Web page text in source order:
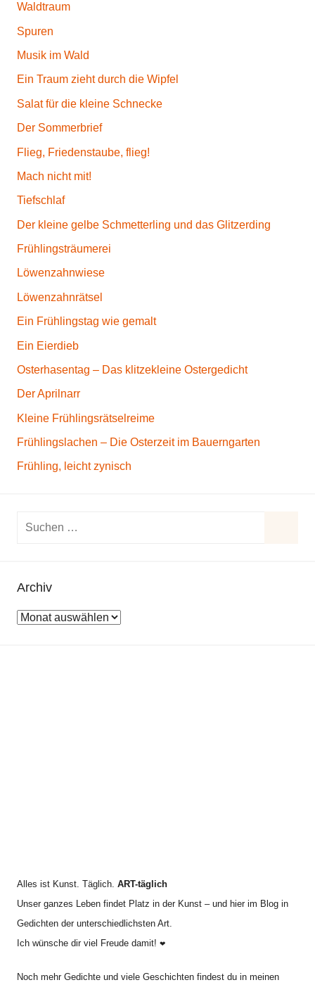
Waldtraum
Spuren
Musik im Wald
Ein Traum zieht durch die Wipfel
Salat für die kleine Schnecke
Der Sommerbrief
Flieg, Friedenstaube, flieg!
Mach nicht mit!
Tiefschlaf
Der kleine gelbe Schmetterling und das Glitzerding
Frühlingsträumerei
Löwenzahnwiese
Löwenzahnrätsel
Ein Frühlingstag wie gemalt
Ein Eierdieb
Osterhasentag – Das klitzekleine Ostergedicht
Der Aprilnarr
Kleine Frühlingsrätselreime
Frühlingslachen – Die Osterzeit im Bauerngarten
Frühling, leicht zynisch
h
n
Archiv
A
Alles ist Kunst. Täglich. ART-täglich
Unser ganzes Leben findet Platz in der Kunst – und hier im Blog in
Gedichten der unterschiedlichsten Art.
Ich wünsche dir viel Freude damit! ❤
Noch mehr Gedichte und viele Geschichten findest du in meinen